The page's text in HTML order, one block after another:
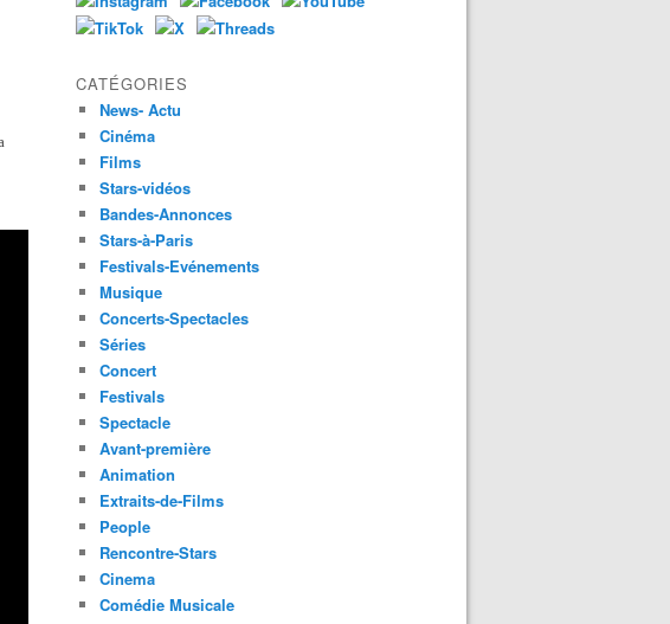
CATÉGORIES
News- Actu
Cinéma
Films
Stars-vidéos
Bandes-Annonces
Stars-à-Paris
Festivals-Evénements
Musique
Concerts-Spectacles
Séries
Concert
Festivals
Spectacle
Avant-première
Animation
Extraits-de-Films
People
Rencontre-Stars
Cinema
Comédie Musicale